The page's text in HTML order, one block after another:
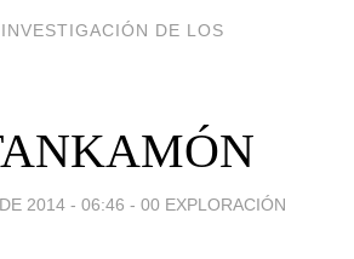
DE LOS
2014 - 06:46 - 00 EXPLORACIÓN